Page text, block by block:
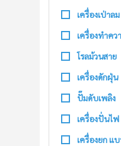
เครื่องเป่าลม
เครื่องทำคว
โรลม้วนสาย
เครื่องดักฝุ่น
ปั๊มดับเพลิง
เครื่องปั่นไฟ
เครื่องยก แ